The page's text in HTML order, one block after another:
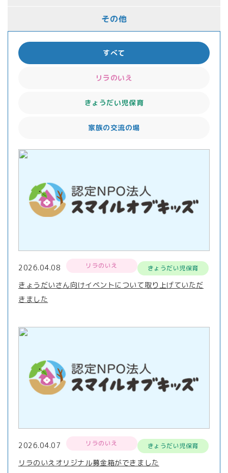
その他
すべて
リラのいえ
きょうだい児保育
家族の交流の場
2026.04.08 リラのいえ きょうだい児保育
きょうだいさん向けイベントについて取り上げていただ
きました
2026.04.07 リラのいえ きょうだい児保育
リラのいえオリジナル募金箱ができました